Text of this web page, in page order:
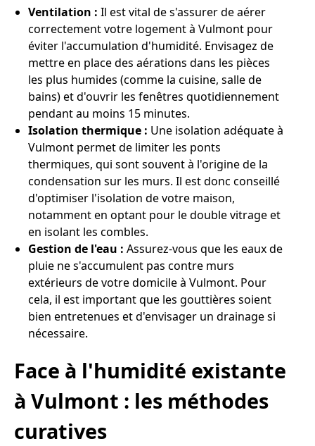
Ventilation : Il est vital de s'assurer de aérer
correctement votre logement à Vulmont pour
éviter l'accumulation d'humidité. Envisagez de
mettre en place des aérations dans les pièces
les plus humides (comme la cuisine, salle de
bains) et d'ouvrir les fenêtres quotidiennement
pendant au moins 15 minutes.
Isolation thermique : Une isolation adéquate à
Vulmont permet de limiter les ponts
thermiques, qui sont souvent à l'origine de la
condensation sur les murs. Il est donc conseillé
d'optimiser l'isolation de votre maison,
notamment en optant pour le double vitrage et
en isolant les combles.
Gestion de l'eau : Assurez-vous que les eaux de
pluie ne s'accumulent pas contre murs
extérieurs de votre domicile à Vulmont. Pour
cela, il est important que les gouttières soient
bien entretenues et d'envisager un drainage si
nécessaire.
Face à l'humidité existante
à Vulmont : les méthodes
curatives